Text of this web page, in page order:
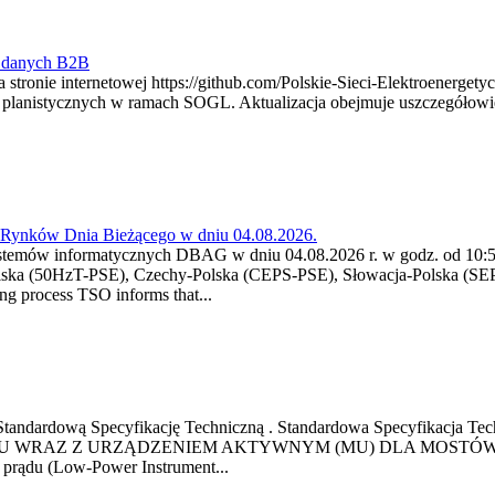
B2B
internetowej https://github.com/Polskie-Sieci-
w ramach SOGL. Aktualizacja obejmuje
Dnia Bieżącego w dniu 04.08.2026.
informatycznych DBAG w dniu 04.08.2026 r. w godz. od
(50HzT-PSE), Czechy-Polska (CEPS-PSE), Słowacja-Polska
process TSO informs that...
Specyfikację Techniczną . Standardowa
Z URZĄDZENIEM AKTYWNYM (MU) DLA MOSTÓW
prądu (Low-Power Instrument...